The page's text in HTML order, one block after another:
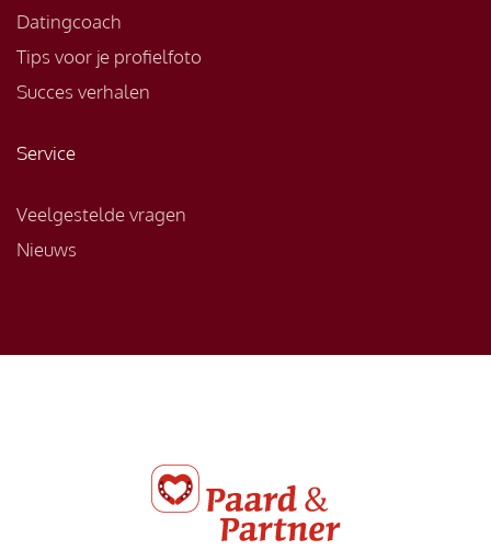
Datingcoach
Tips voor je profielfoto
Succes verhalen
Service
Veelgestelde vragen
Nieuws